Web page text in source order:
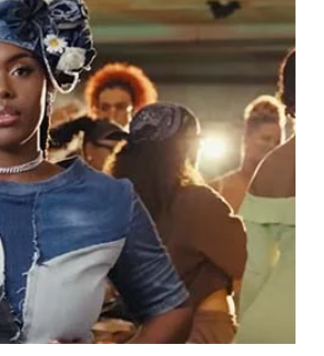
Video: Caboverdiana konta
motivo ki fazel larga
Portugal pa volta pa Cabo
Verde
LER MAIS